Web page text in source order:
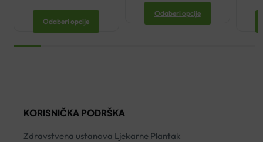
Odaberi opcije
Odaberi opcije
KORISNIČKA PODRŠKA
Zdravstvena ustanova Ljekarne Plantak